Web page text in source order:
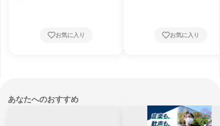
お気に入り お気に入り
あなたへのおすすめ